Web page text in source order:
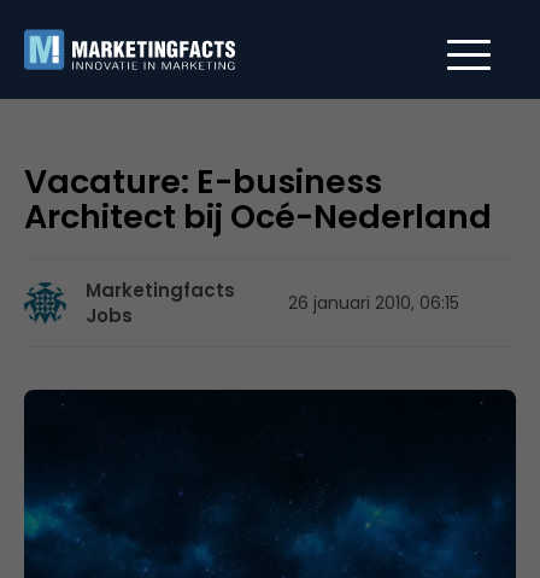
Vacature: E-business
Architect bij Océ-Nederland
Marketingfacts
Jobs
26 januari 2010, 06:15